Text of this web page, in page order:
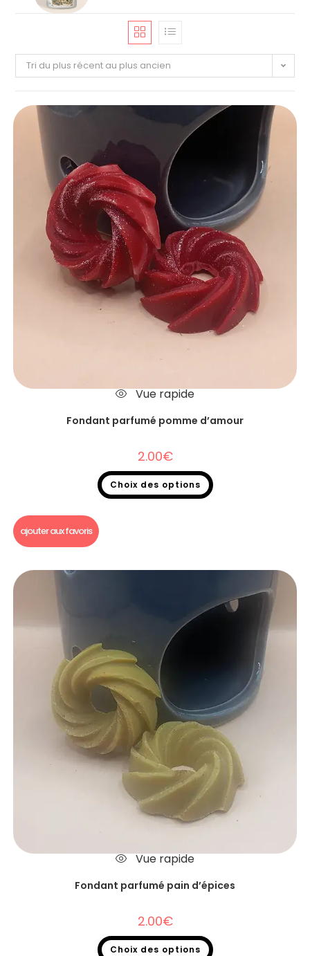
Tri du plus récent au plus ancien
Vue rapide
Fondant parfumé pomme d’amour
2.00€
Choix des options
ajouter aux favoris
Vue rapide
Fondant parfumé pain d’épices
2.00€
Choix des options